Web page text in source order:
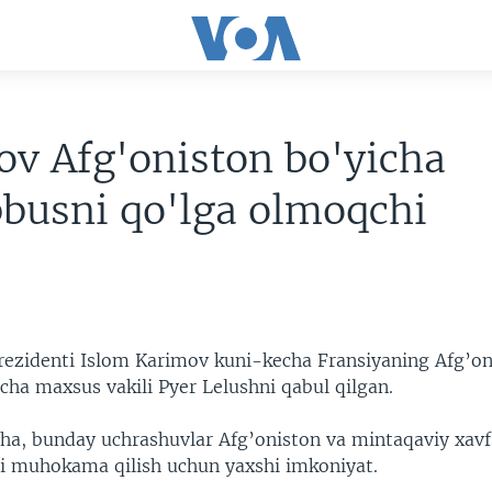
Afg'oniston bo'yicha
qo'lga olmoqchi
Islom Karimov kuni-kecha Fransiyaning
maxsus vakili Pyer Lelushni qabul qilgan.
bunday uchrashuvlar Afg’oniston va mintaqaviy
muhokama qilish uchun yaxshi imkoniyat.